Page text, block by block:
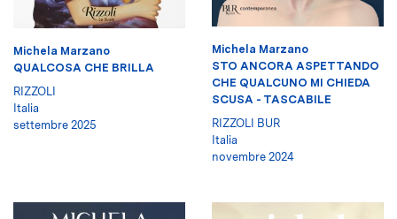
Michela Marzano
QUALCOSA CHE BRILLA
RIZZOLI
Italia
settembre 2025
Michela Marzano
STO ANCORA ASPETTANDO
CHE QUALCUNO MI CHIEDA
SCUSA - TASCABILE
RIZZOLI BUR
Italia
novembre 2024